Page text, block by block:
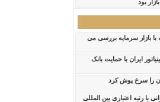
بود
با بازار سرمایه بررسی می
ایران با حمایت بانک
را سرخ پوش کرد
با رتبه اعتباری بین المللی